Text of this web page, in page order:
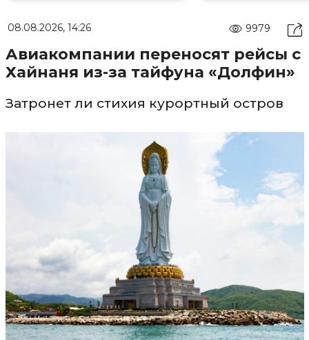
08.08.2026, 14:26 9979
Авиакомпании переносят рейсы с
Хайнаня из-за тайфуна «Долфин»
Затронет ли стихия курортный остров